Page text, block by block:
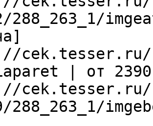
288_263_1/
| от
cek.tesser.ru/
288_263_1/